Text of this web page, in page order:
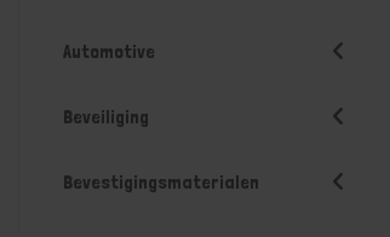
Automotive
Beveiliging
Bevestigingsmaterialen